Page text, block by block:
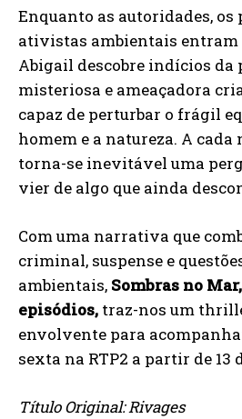
Enquanto as autoridades, os
ativistas ambientais entram
Abigail descobre indícios da
misteriosa e ameaçadora
capaz de perturbar o frágil
homem e a natureza. A cada
torna-se inevitável uma
vier de algo que ainda
Com uma narrativa que
criminal, suspense e
ambientais, Sombras no
episódios, traz-nos um
envolvente para
sexta na RTP2 a partir de 13
Título Original: Rivages